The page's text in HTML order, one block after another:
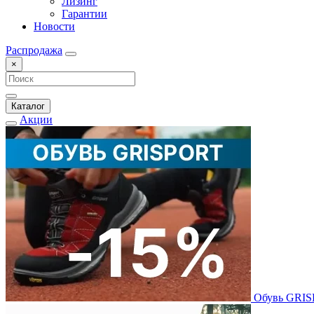
Гарантии
Новости
Распродажа
×
Каталог
Акции
Обувь